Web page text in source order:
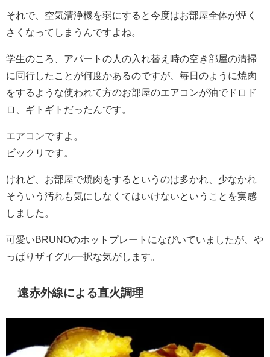
それで、空気清浄機を弱にすると今度はお部屋全体が煙く
さくなってしまうんですよね。
学生のころ、アパートの人の入れ替え時の空き部屋の清掃
に同行したことが何度かあるのですが、毎日のように焼肉
をするような使われて方のお部屋のエアコンが油でドロド
ロ、ギトギトだったんです。
エアコンですよ。
ビックリです。
けれど、お部屋で焼肉をするというのは多かれ、少なかれ
そういう汚れも気にしなくてはいけないということを実感
しました。
可愛いBRUNOのホットプレートになびいていましたが、や
っぱりザイグル一択な気がします。
遠赤外線による直火調理